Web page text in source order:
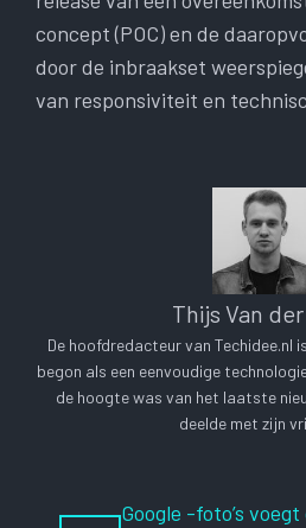
concept (POC) en de
door de inbraakset
van responsiviteit en
Thijs Van
De hoofdredacteur van Techidee.nl
begon als een eenvoudige
de hoogte was van het laatste
deelde met zijn
Google -foto’s